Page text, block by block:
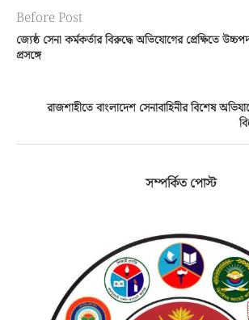
Before Post
জ্যেষ্ঠ সেনা কর্মকর্তার বিরুদ্ধে অভিযোগের প্রেক্ষিতে
প্রসঙ্গে
রাজশাহীতে বাংলাদেশ সেনাবাহিনীর বিশেষ
সম্পর্কিত পোস্ট